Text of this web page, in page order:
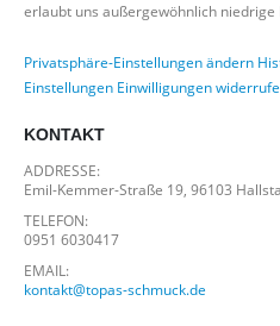
erlaubt uns außergewöhnlich niedrige
Privatsphäre-Einstellungen ändern
Einstellungen Einwilligungen
KONTAKT
ADDRESSE:
Emil-Kemmer-Straße 19, 96103
TELEFON:
0951 6030417
EMAIL:
kontakt@topas-schmuck.de